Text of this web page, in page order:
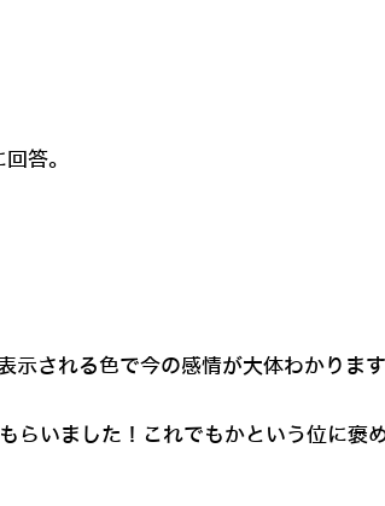
答。
される色で今の感情が大体わかります
らいました！これでもかという位に褒